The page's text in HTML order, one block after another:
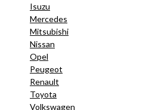
Isuzu
Mercedes
Mitsubishi
Nissan
Opel
Peugeot
Renault
Toyota
Volkswagen